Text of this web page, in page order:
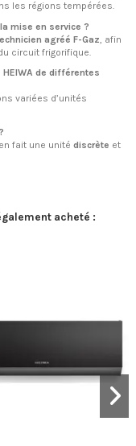
les régions tempérées.
mise en service ?
agréé F-Gaz , afin
circuit frigorifique.
de différentes
variées d’unités
fait une unité discrète et
acheté :